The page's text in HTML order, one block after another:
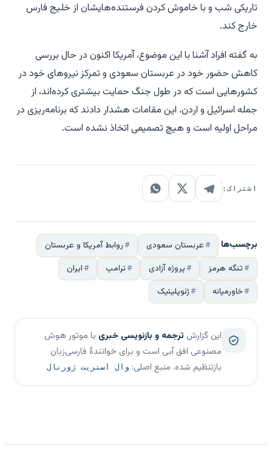
تاریکی شب و با خاموش کردن فرستنده‌هایشان از خلیج فارس
خارج کند.
به گفته افراد آشنا با این موضوع، آمریکا اکنون در حال بررسی
کاهش حضور خود در عربستان سعودی و تمرکز نیروهای خود در
کشورهایی است که در طول جنگ حمایت بیشتری کرده‌اند، از
جمله اسرائیل و اردن. این مقامات هشدار دادند که برنامه‌ریزی در
مراحل اولیه است و هیچ تصمیمی اتخاذ نشده است.
اشتراک:
برچسب‌ها عربستان سعودی
روابط آمریکا و عربستان
تنگه هرمز
پروژه آزادی ترامپ
ایران
خاورمیانه
ژئوپلیتیک
این گزارش ترجمه و بازنویسی خبری با موتور هوش
مصنوعی افق آبی است و برای خوانندهٔ فارسی‌زبان
بازتنظیم شده. منبع اصلی: وال استریت ژورنال